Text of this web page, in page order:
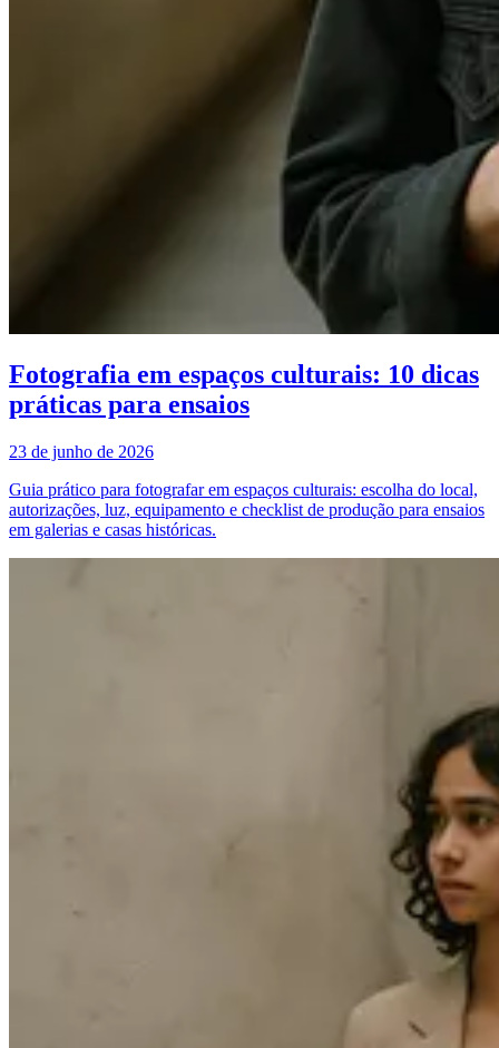
Fotografia em espaços culturais: 10 dicas
práticas para ensaios
23 de junho de 2026
Guia prático para fotografar em espaços culturais: escolha do local,
autorizações, luz, equipamento e checklist de produção para ensaios
em galerias e casas históricas.